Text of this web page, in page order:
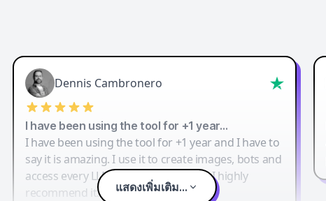
Dennis Cambronero
I have been using the tool for +1 year…
I have been using the tool for +1 year and I have to
say it is amazing. I use it to create images, bots and
access every LLM in one single place. I highly
recommend it.
แสดงเพิ่มเติม...